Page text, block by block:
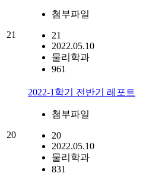
21
첨부파일
21
2022.05.10
물리학과
961
20
2022-1학기 전반기 레포트
첨부파일
20
2022.05.10
물리학과
831